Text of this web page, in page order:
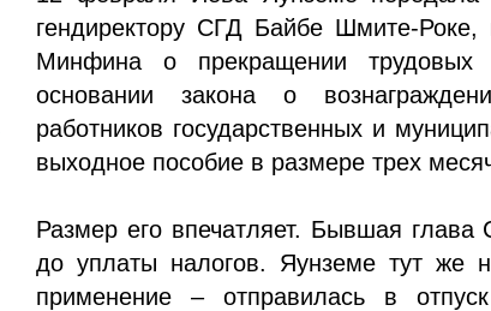
гендиректору СГД Байбе Шмите-Роке,
Минфина о прекращении
основании закона о
работников государственных и
выходное пособие в размере трех
Размер его впечатляет. Бывшая
до уплаты налогов. Яунземе тут же
применение – отправилась в